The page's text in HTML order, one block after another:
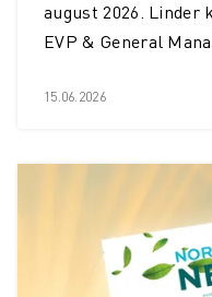
august 2026.
EVP & General
15.06.2026